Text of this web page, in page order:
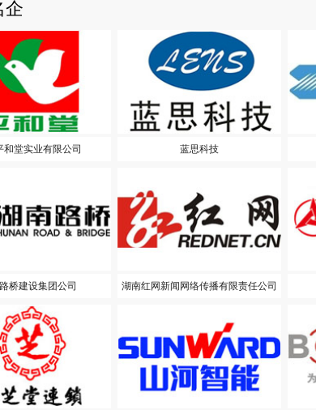
企
和堂实业有限公司 蓝思科技
桥建设集团公司 湖南红网新闻网络传播有限责任公司